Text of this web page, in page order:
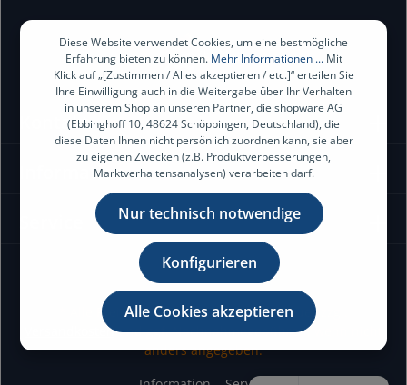
Kontakt
Information
* Alle Preise exkl. gesetzl. Mehrwertsteuer zzgl.
Versandkostenund ggf. Nachnahmegebühren, wenn nicht
anders angegeben.
Diese Website verwendet Cookies, um eine bestmögliche
Erfahrung bieten zu können. Mehr Informationen ...Mit
Klick auf „[Zustimmen / Alles akzeptieren / etc.]“ erteilen Sie
Ihre Einwilligung auch in die Weitergabe über Ihr Verhalten
in unserem Shop an unseren Partner, die shopware AG
(Ebbinghoff 10, 48624 Schöppingen, Deutschland), die
diese Daten Ihnen nicht persönlich zuordnen kann, sie aber
zu eigenen Zwecken (z.B. Produktverbesserungen,
Marktverhaltensanalysen) verarbeiten darf.
Nur technisch notwendige
Konfigurieren
Alle Cookies akzeptieren